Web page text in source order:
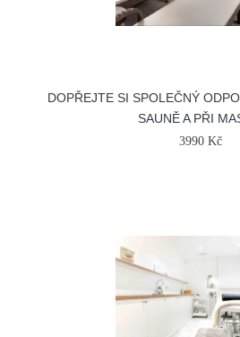
DOPŘEJTE SI SPOLEČNÝ
SAUNĚ A PŘI
3990 Kč